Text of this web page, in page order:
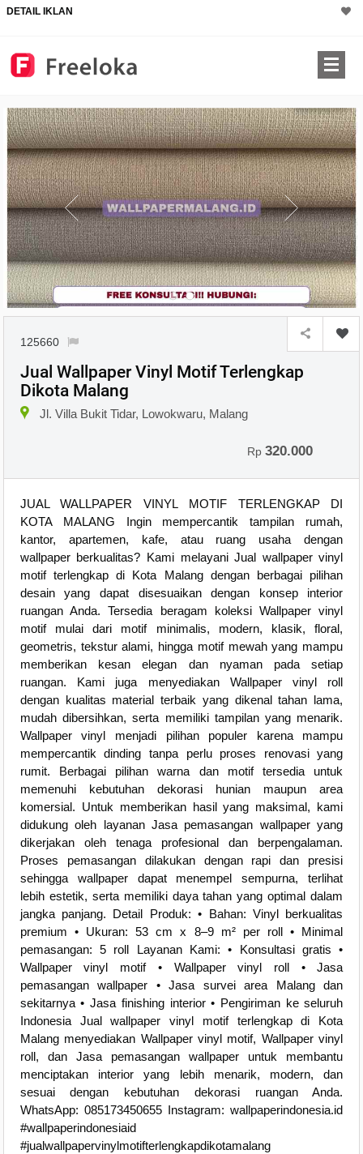
DETAIL IKLAN
125660
Jual Wallpaper Vinyl Motif Terlengkap
Dikota Malang
Jl. Villa Bukit Tidar, Lowokwaru, Malang
Rp320.000
JUAL WALLPAPER VINYL MOTIF TERLENGKAP DI
KOTA MALANG Ingin mempercantik tampilan rumah,
kantor, apartemen, kafe, atau ruang usaha dengan
wallpaper berkualitas? Kami melayani Jual wallpaper vinyl
motif terlengkap di Kota Malang dengan berbagai pilihan
desain yang dapat disesuaikan dengan konsep interior
ruangan Anda. Tersedia beragam koleksi Wallpaper vinyl
motif mulai dari motif minimalis, modern, klasik, floral,
geometris, tekstur alami, hingga motif mewah yang mampu
memberikan kesan elegan dan nyaman pada setiap
ruangan. Kami juga menyediakan Wallpaper vinyl roll
dengan kualitas material terbaik yang dikenal tahan lama,
mudah dibersihkan, serta memiliki tampilan yang menarik.
Wallpaper vinyl menjadi pilihan populer karena mampu
mempercantik dinding tanpa perlu proses renovasi yang
rumit. Berbagai pilihan warna dan motif tersedia untuk
memenuhi kebutuhan dekorasi hunian maupun area
komersial. Untuk memberikan hasil yang maksimal, kami
didukung oleh layanan Jasa pemasangan wallpaper yang
dikerjakan oleh tenaga profesional dan berpengalaman.
Proses pemasangan dilakukan dengan rapi dan presisi
sehingga wallpaper dapat menempel sempurna, terlihat
lebih estetik, serta memiliki daya tahan yang optimal dalam
jangka panjang. Detail Produk: • Bahan: Vinyl berkualitas
premium • Ukuran: 53 cm x 8–9 m² per roll • Minimal
pemasangan: 5 roll Layanan Kami: • Konsultasi gratis •
Wallpaper vinyl motif • Wallpaper vinyl roll • Jasa
pemasangan wallpaper • Jasa survei area Malang dan
sekitarnya • Jasa finishing interior • Pengiriman ke seluruh
Indonesia Jual wallpaper vinyl motif terlengkap di Kota
Malang menyediakan Wallpaper vinyl motif, Wallpaper vinyl
roll, dan Jasa pemasangan wallpaper untuk membantu
menciptakan interior yang lebih menarik, modern, dan
sesuai dengan kebutuhan dekorasi ruangan Anda.
WhatsApp: 085173450655 Instagram: wallpaperindonesia.id
#wallpaperindonesiaid
#jualwallpapervinylmotifterlengkapdikotamalang